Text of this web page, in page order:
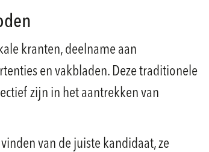
kranten, deelname aan
en vakbladen. Deze traditionele
zijn in het aantrekken van
van de juiste kandidaat, ze